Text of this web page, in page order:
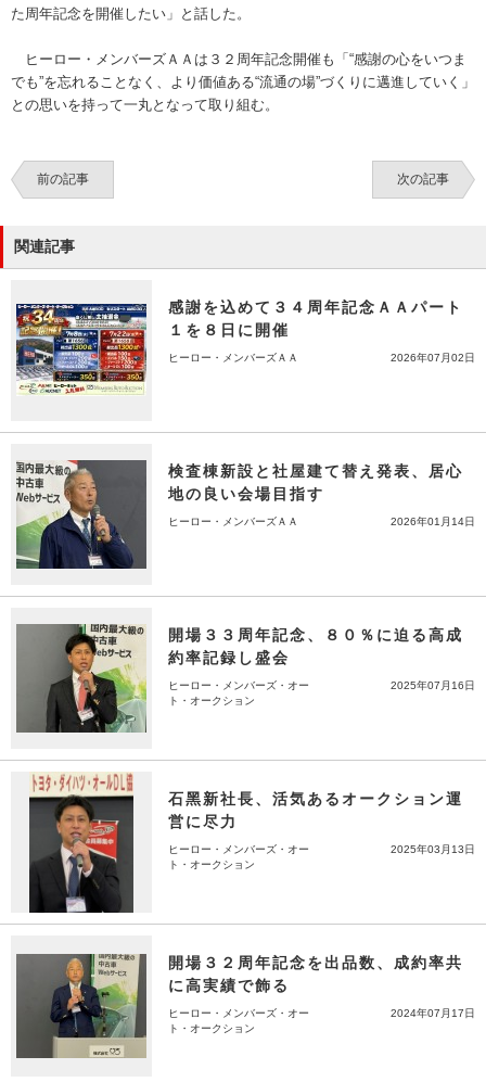
た周年記念を開催したい」と話した。
ヒーロー・メンバーズＡＡは３２周年記念開催も「“感謝の心をいつま
でも”を忘れることなく、より価値ある“流通の場”づくりに邁進していく」
との思いを持って一丸となって取り組む。
前の記事 次の記事
関連記事
感謝を込めて３４周年記念ＡＡパート
１を８日に開催
ヒーロー・メンバーズＡＡ 2026年07月02日
検査棟新設と社屋建て替え発表、居心
地の良い会場目指す
ヒーロー・メンバーズＡＡ 2026年01月14日
開場３３周年記念、８０％に迫る高成
約率記録し盛会
ヒーロー・メンバーズ・オー
ト・オークション
2025年07月16日
石黑新社長、活気あるオークション運
営に尽力
ヒーロー・メンバーズ・オー
ト・オークション
2025年03月13日
開場３２周年記念を出品数、成約率共
に高実績で飾る
ヒーロー・メンバーズ・オー
ト・オークション
2024年07月17日